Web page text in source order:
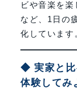
ビや音楽を楽
など、1日の
化しています
◆ 実家と比
体験してみ